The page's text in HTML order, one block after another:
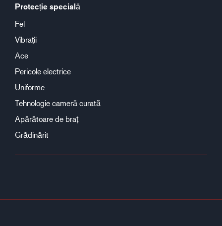
Protecție specială
Fel
Vibrații
Ace
Pericole electrice
Uniforme
Tehnologie cameră curată
Apărătoare de braț
Grădinărit